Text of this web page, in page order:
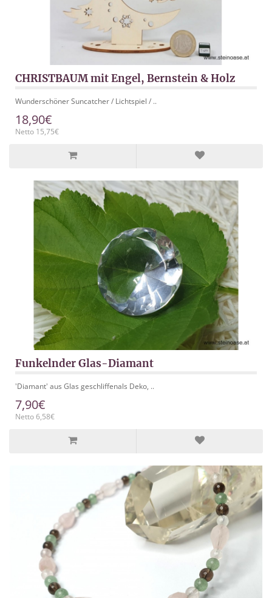
CHRISTBAUM mit Engel, Bernstein & Holz
Wunderschöner Suncatcher / Lichtspiel / ..
18,90€
Netto 15,75€
Funkelnder Glas-Diamant
'Diamant' aus Glas geschliffenals Deko, ..
7,90€
Netto 6,58€